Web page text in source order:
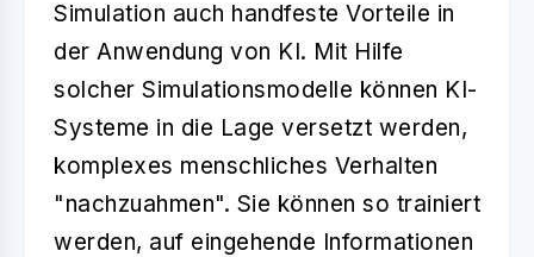
Simulation auch handfeste Vorteile in
der Anwendung von KI. Mit Hilfe
solcher Simulationsmodelle können KI-
Systeme in die Lage versetzt werden,
komplexes menschliches Verhalten
"nachzuahmen". Sie können so trainiert
werden, auf eingehende Informationen